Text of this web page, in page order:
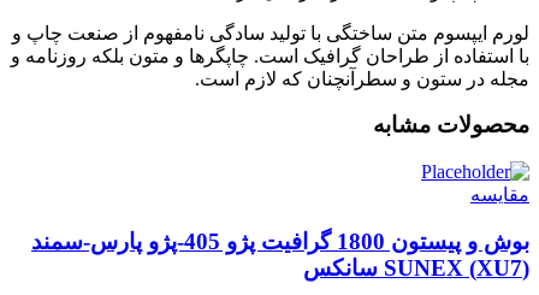
لورم ایپسوم متن ساختگی با تولید سادگی نامفهوم از صنعت چاپ و
با استفاده از طراحان گرافیک است. چاپگرها و متون بلکه روزنامه و
مجله در ستون و سطرآنچنان که لازم است.
محصولات مشابه
مقایسه
بوش و پیستون 1800 گرافیت پژو 405-پژو پارس-سمند
(XU7) SUNEX سانکس